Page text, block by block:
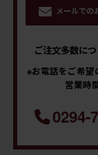
メールでの
ご注文多数に
※お電話をご希望
営業時
0294-